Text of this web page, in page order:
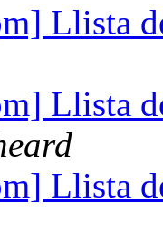
Llista
Llista
Llista